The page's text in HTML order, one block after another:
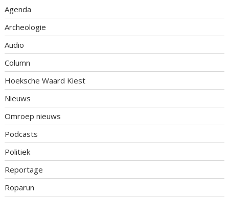
Agenda
Archeologie
Audio
Column
Hoeksche Waard Kiest
Nieuws
Omroep nieuws
Podcasts
Politiek
Reportage
Roparun